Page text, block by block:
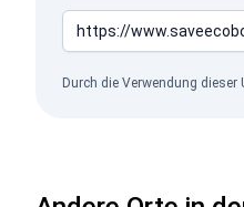
Durch die Verwendung dieser